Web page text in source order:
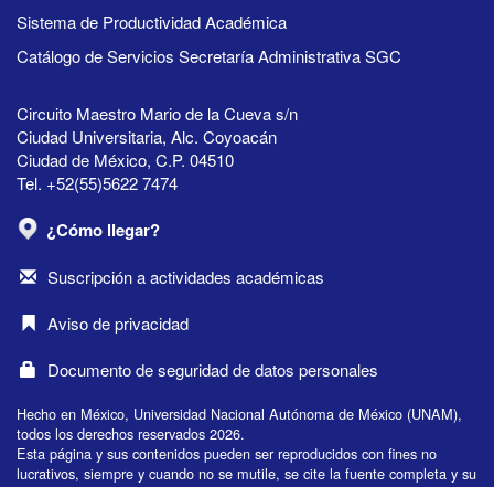
Sistema de Productividad Académica
Catálogo de Servicios Secretaría Administrativa SGC
Circuito Maestro Mario de la Cueva s/n
Ciudad Universitaria, Alc. Coyoacán
Ciudad de México, C.P. 04510
Tel. +52(55)5622 7474
¿Cómo llegar?
Suscripción a actividades académicas
Aviso de privacidad
Documento de seguridad de datos personales
Hecho en México, Universidad Nacional Autónoma de México (UNAM),
todos los derechos reservados 2026.
Esta página y sus contenidos pueden ser reproducidos con fines no
lucrativos, siempre y cuando no se mutile, se cite la fuente completa y su